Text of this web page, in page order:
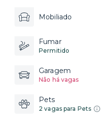
Mobiliado
Fumar
Permitido
Garagem
Não há vagas
Pets
2 vagas para Pets